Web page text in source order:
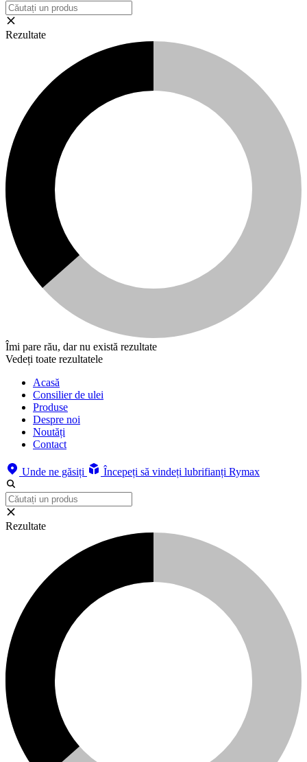
Rezultate
Îmi pare rău, dar nu există rezultate
Vedeți toate rezultatele
Acasă
Consilier de ulei
Produse
Despre noi
Noutăți
Contact
Unde ne găsiți Începeți să vindeți lubrifianți Rymax
Rezultate